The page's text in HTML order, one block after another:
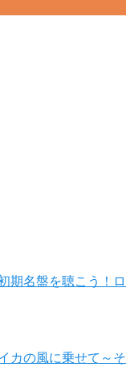
期名盤を聴こう！ロ
カの風に乗せて～そ